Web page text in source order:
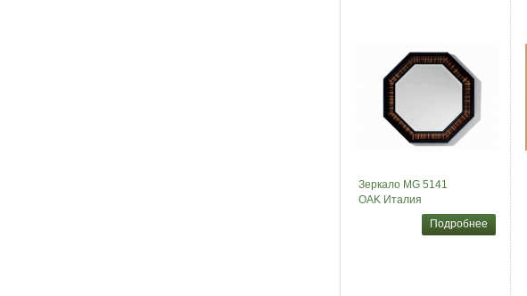
Зеркало MG 5141
OAK Италия
Подробнее